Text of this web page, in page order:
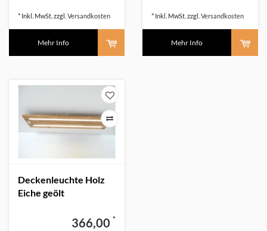
* Inkl. MwSt. zzgl. Versandkosten
Mehr Info
* Inkl. MwSt. zzgl. Versandkosten
Mehr Info
Deckenleuchte Holz
Eiche geölt
366,00 *